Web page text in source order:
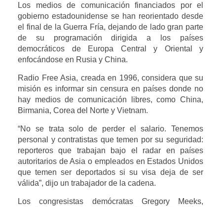
Los medios de comunicación financiados por el
gobierno estadounidense se han reorientado desde
el final de la Guerra Fría, dejando de lado gran parte
de su programación dirigida a los países
democráticos de Europa Central y Oriental y
enfocándose en Rusia y China.
Radio Free Asia, creada en 1996, considera que su
misión es informar sin censura en países donde no
hay medios de comunicación libres, como China,
Birmania, Corea del Norte y Vietnam.
“No se trata solo de perder el salario. Tenemos
personal y contratistas que temen por su seguridad:
reporteros que trabajan bajo el radar en países
autoritarios de Asia o empleados en Estados Unidos
que temen ser deportados si su visa deja de ser
válida”, dijo un trabajador de la cadena.
Los congresistas demócratas Gregory Meeks,